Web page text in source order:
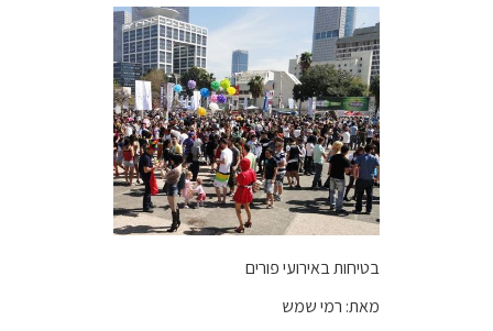
בטיחות באירועי פורים
מאת: רמי שמש